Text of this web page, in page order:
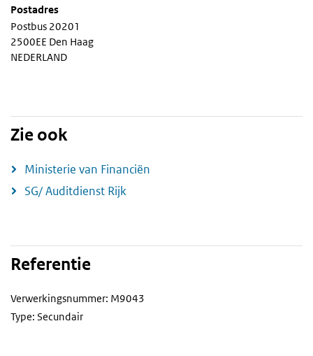
Postadres
Postbus 20201
2500EE Den Haag
NEDERLAND
Zie ook
Ministerie van Financiën
SG/ Auditdienst Rijk
Referentie
Verwerkingsnummer: M9043
Type: Secundair